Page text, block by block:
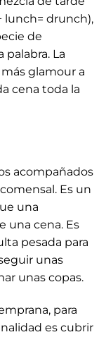
lunch= drunch),
de
palabra. La
glamour a
cena toda la
acompañados
Es un
una
una cena. Es
pesada para
unas
unas copas.
para
es cubrir